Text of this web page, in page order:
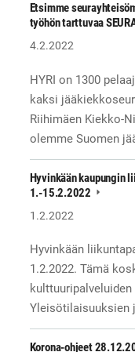
Etsimme
työhön tarttuvaa
4.2.2022
HYRI on 1300
kaksi
Riihimäen Kiekko-
olemme Suomen
Hyvinkään kaupungin
1.-15.2.2022
1.2.2022
Hyvinkään
1.2.2022. Tämä
Yleisötilaisuuksien
Korona-ohjeet